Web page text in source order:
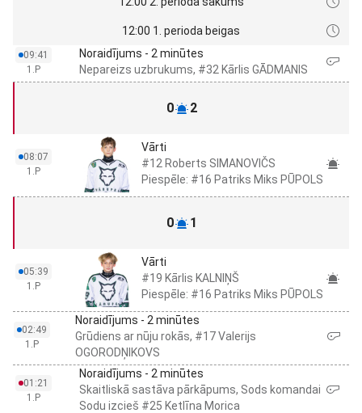
12:00 1. perioda beigas
09:41
1.P
Noraidījums - 2 minūtes
Nepareizs uzbrukums, #32 Kārlis GĀDMANIS
0 2
08:07
1.P
Vārti
#12 Roberts SIMANOVIČS
Piespēle: #16 Patriks Miks PŪPOLS
0 1
05:39
1.P
Vārti
#19 Kārlis KALNIŅŠ
Piespēle: #16 Patriks Miks PŪPOLS
02:49
1.P
Noraidījums - 2 minūtes
Grūdiens ar nūju rokās, #17 Valerijs
OGORODŅIKOVS
01:21
1.P
Noraidījums - 2 minūtes
Skaitliskā sastāva pārkāpums, Sods komandai
Sodu izcieš #25 Ketlīna Morica